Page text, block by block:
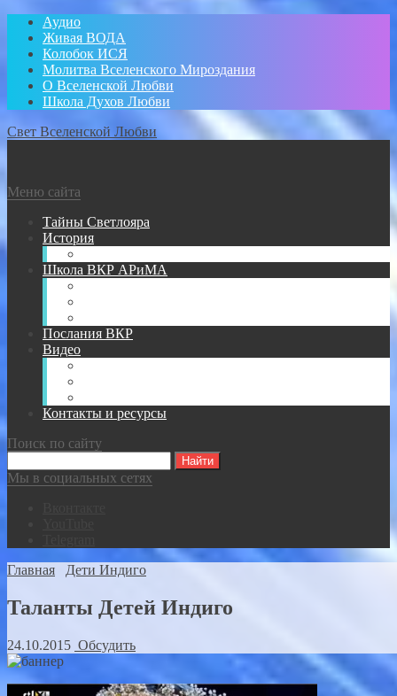
Аудио
Живая ВОДА
Колобок ИСЯ
Молитва Вселенского Мироздания
О Вселенской Любви
Школа Духов Любви
Свет Вселенской Любви
Меню сайта
Тайны Светлояра
История
Школа ВКР АРиМА
Послания ВКР
Видео
Контакты и ресурсы
Поиск по сайту
Мы в социальных сетях
Главная
Дети Индиго
Таланты Детей Индиго
24.10.2015 Обсудить